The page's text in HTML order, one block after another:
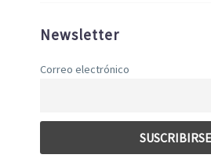
Newsletter
Correo electrónico